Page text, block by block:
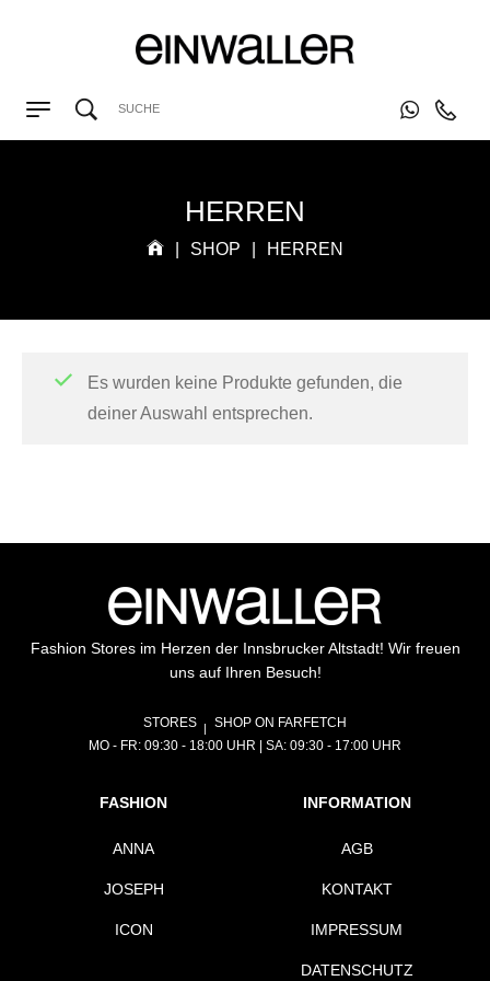
HERREN
SHOP HERREN
Es wurden keine Produkte gefunden, die
deiner Auswahl entsprechen.
Fashion Stores im Herzen der Innsbrucker Altstadt! Wir freuen
uns auf Ihren Besuch!
STORES
SHOP ON FARFETCH
MO - FR: 09:30 - 18:00 UHR | SA: 09:30 - 17:00 UHR
FASHION
ANNA
JOSEPH
ICON
INFORMATION
AGB
KONTAKT
IMPRESSUM
DATENSCHUTZ